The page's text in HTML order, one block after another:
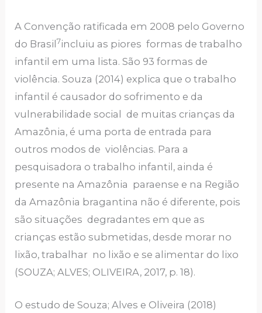
A Convenção ratificada em 2008 pelo Governo
do Brasil7incluiu as piores formas de trabalho
infantil em uma lista. São 93 formas de
violência. Souza (2014) explica que o trabalho
infantil é causador do sofrimento e da
vulnerabilidade social de muitas crianças da
Amazônia, é uma porta de entrada para
outros modos de violências. Para a
pesquisadora o trabalho infantil, ainda é
presente na Amazônia paraense e na Região
da Amazônia bragantina não é diferente, pois
são situações degradantes em que as
crianças estão submetidas, desde morar no
lixão, trabalhar no lixão e se alimentar do lixo
(SOUZA; ALVES; OLIVEIRA, 2017, p. 18).
O estudo de Souza; Alves e Oliveira (2018)